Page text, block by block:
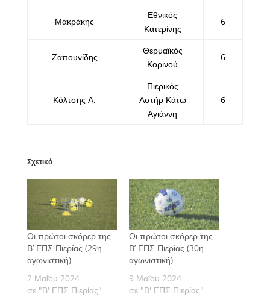
Μακράκης
Εθνικός
Κατερίνης
6
Ζαπουνίδης
Θερμαϊκός
Κορινού
6
Κόλτσης Α.
Πιερικός
Αστήρ Κάτω
Αγιάννη
6
Σχετικά
Οι πρώτοι σκόρερ της
Β’ ΕΠΣ Πιερίας (29η
αγωνιστική)
2 Μαΐου 2024
σε "Β' ΕΠΣ Πιερίας"
Οι πρώτοι σκόρερ της
Β’ ΕΠΣ Πιερίας (30η
αγωνιστική)
9 Μαΐου 2024
σε "Β' ΕΠΣ Πιερίας"